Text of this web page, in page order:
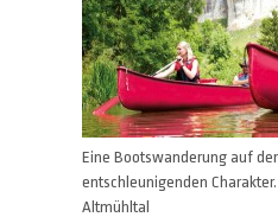
Eine Bootswanderung auf
entschleunigenden
Altmühltal